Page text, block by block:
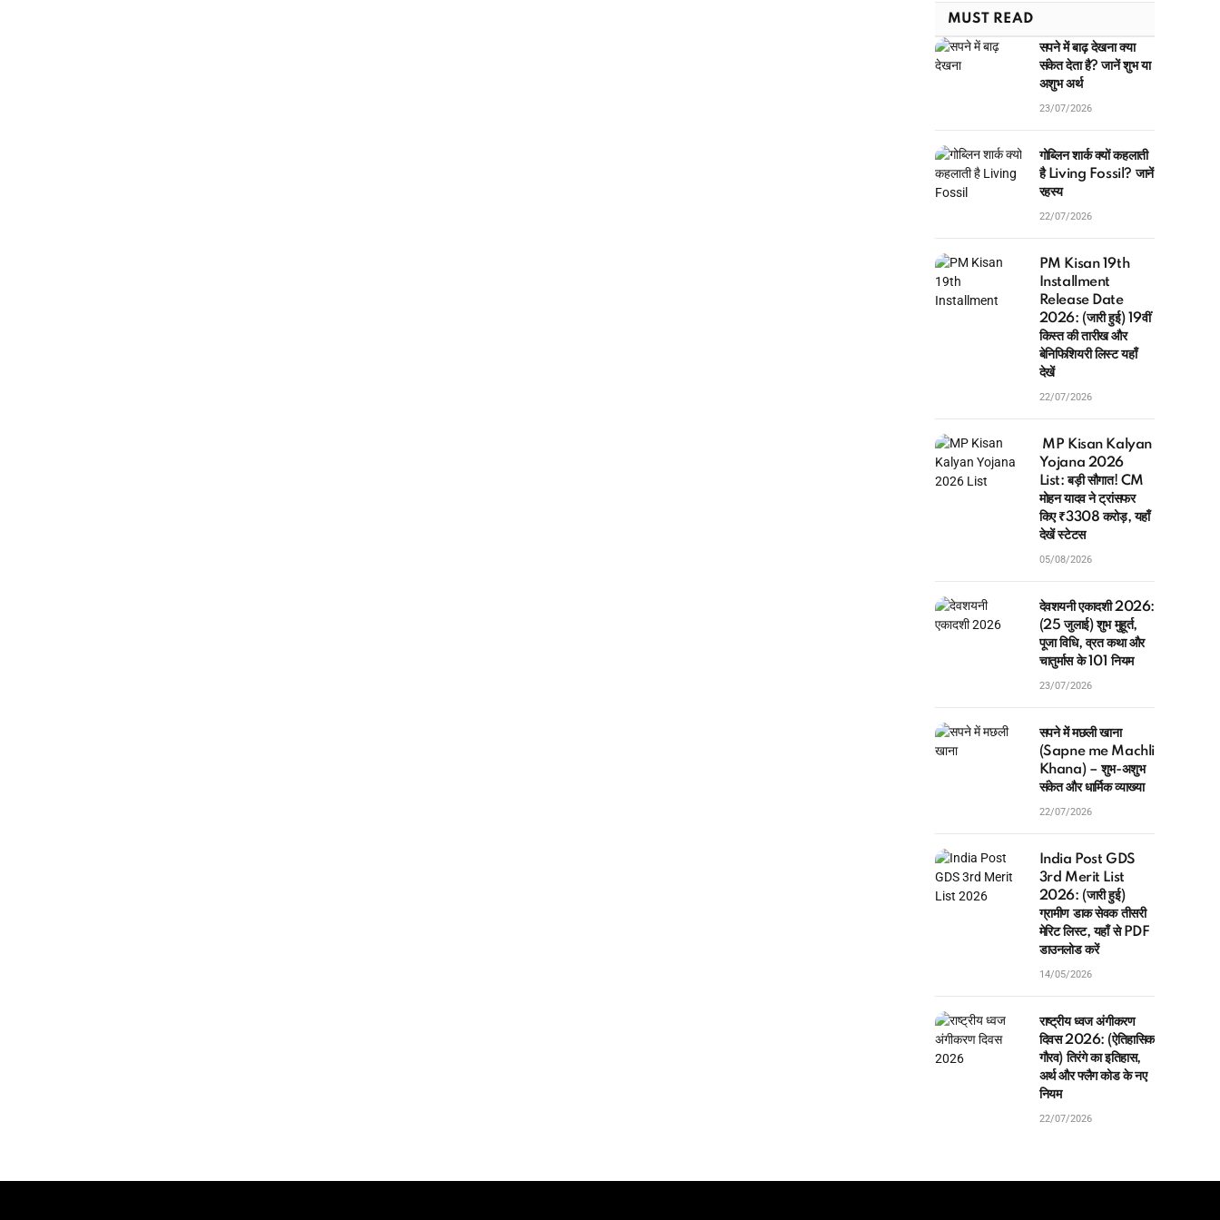
MUST READ
सपने में बाढ़ देखना क्या
संकेत देता है? जानें शुभ या
अशुभ अर्थ
23/07/2026
गोब्लिन शार्क क्यों कहलाती
है Living Fossil? जानें
रहस्य
22/07/2026
PM Kisan 19th
Installment
Release Date
2026: (जारी हुई) 19वीं
किस्त की तारीख और
बेनिफिशियरी लिस्ट यहाँ
देखें
22/07/2026
MP Kisan Kalyan
Yojana 2026
List: बड़ी सौगात! CM
मोहन यादव ने ट्रांसफर
किए ₹3308 करोड़, यहाँ
देखें स्टेटस
05/08/2026
देवशयनी एकादशी 2026:
(25 जुलाई) शुभ मुहूर्त,
पूजा विधि, व्रत कथा और
चातुर्मास के 101 नियम
23/07/2026
सपने में मछली खाना
(Sapne me Machli
Khana) – शुभ-अशुभ
संकेत और धार्मिक व्याख्या
22/07/2026
India Post GDS
3rd Merit List
2026: (जारी हुई)
ग्रामीण डाक सेवक तीसरी
मेरिट लिस्ट, यहाँ से PDF
डाउनलोड करें
14/05/2026
राष्ट्रीय ध्वज अंगीकरण
दिवस 2026: (ऐतिहासिक
गौरव) तिरंगे का इतिहास,
अर्थ और फ्लैग कोड के नए
नियम
22/07/2026